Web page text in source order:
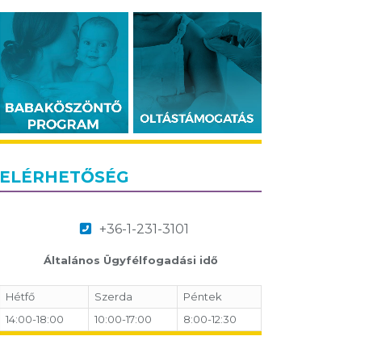
ELÉRHETŐSÉG
+36-1-231-3101
Általános Ügyfélfogadási idő
Hétfő Szerda
Péntek
14:00-18:00
10:00-17:00 8:00-12:30